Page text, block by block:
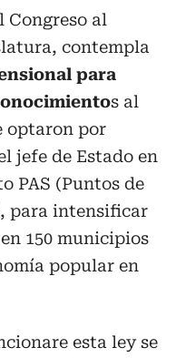
Congreso al
contempla
para
s al
optaron por
jefe de Estado en
PAS (Puntos de
para intensificar
150 municipios
popular en
esta ley se